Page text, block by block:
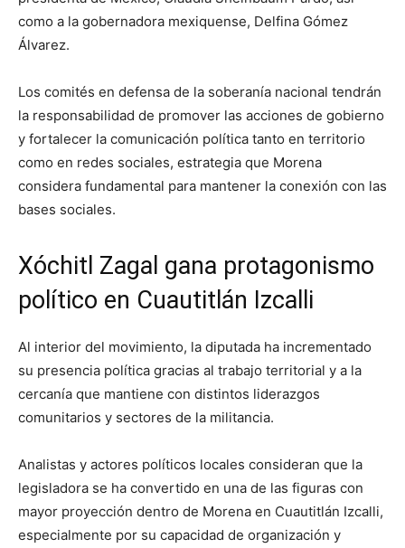
como a la gobernadora mexiquense, Delfina Gómez
Álvarez.
Los comités en defensa de la soberanía nacional tendrán
la responsabilidad de promover las acciones de gobierno
y fortalecer la comunicación política tanto en territorio
como en redes sociales, estrategia que Morena
considera fundamental para mantener la conexión con las
bases sociales.
Xóchitl Zagal gana protagonismo
político en Cuautitlán Izcalli
Al interior del movimiento, la diputada ha incrementado
su presencia política gracias al trabajo territorial y a la
cercanía que mantiene con distintos liderazgos
comunitarios y sectores de la militancia.
Analistas y actores políticos locales consideran que la
legisladora se ha convertido en una de las figuras con
mayor proyección dentro de Morena en Cuautitlán Izcalli,
especialmente por su capacidad de organización y